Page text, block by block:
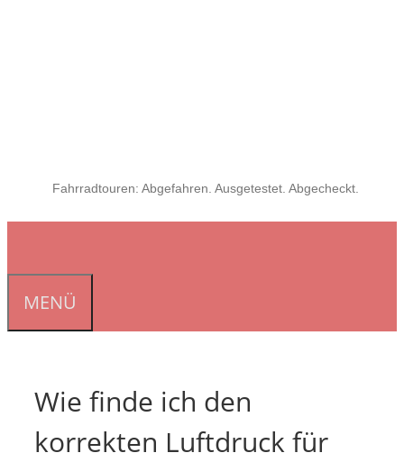
Fahrradtouren: Abgefahren. Ausgetestet. Abgecheckt.
MENÜ
Wie finde ich den
korrekten Luftdruck für